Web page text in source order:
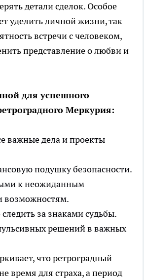
детали сделок. Особое
уделить личной жизни, так
встречи с человеком,
представление о любви и
для успешного
Меркурия:
важные дела и проекты
подушку безопасности.
к неожиданным
возможностям.
за знаками судьбы.
решений в важных
что ретроградный
время для страха, а период